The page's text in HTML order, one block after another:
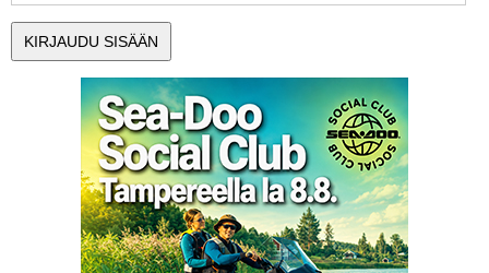
LUE DIGILEHDET
ASIAKASPALVELU JA
OHJEET
MEDIATIEDOT
YHTEYSTIEDOT